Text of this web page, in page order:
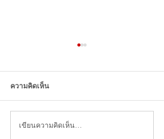
สุดในโซเชียลจีน 3ไตรมาส
ปี2024 ใช่แบรนด์ที่เพื่อนๆ
คิดไว้รึเปล่า
ความคิดเห็น
เขียนความคิดเห็น…